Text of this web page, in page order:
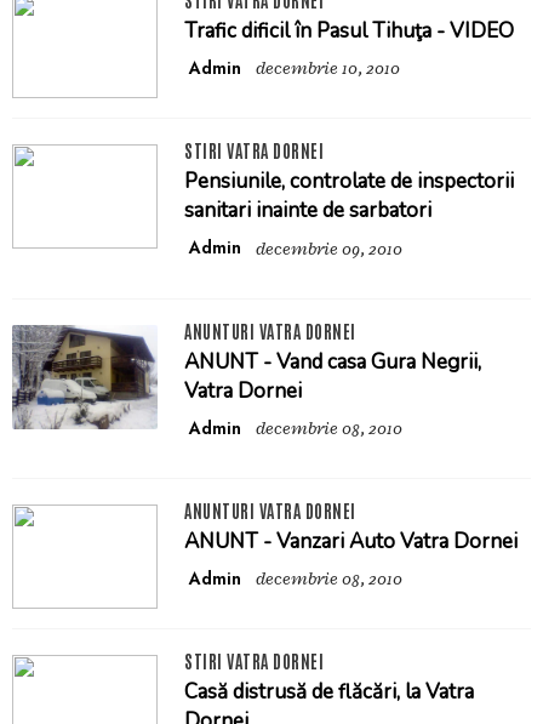
Trafic dificil în Pasul Tihuţa - VIDEO
Admin decembrie 10, 2010
STIRI VATRA DORNEI
Pensiunile, controlate de inspectorii
sanitari inainte de sarbatori
Admin decembrie 09, 2010
ANUNTURI VATRA DORNEI
ANUNT - Vand casa Gura Negrii,
Vatra Dornei
Admin decembrie 08, 2010
ANUNTURI VATRA DORNEI
ANUNT - Vanzari Auto Vatra Dornei
Admin decembrie 08, 2010
STIRI VATRA DORNEI
Casă distrusă de flăcări, la Vatra